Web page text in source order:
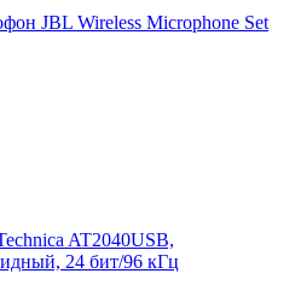
JBL Wireless Microphone Set
AT2040USB,
24 бит/96 кГц